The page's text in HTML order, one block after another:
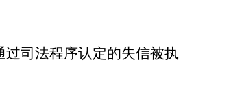
司法程序认定的失信被执